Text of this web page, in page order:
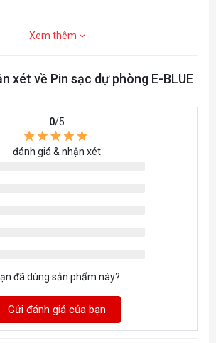
Xem thêm
xét về Pin sạc dự phòng E-BLUE
0/5
đánh giá & nhận xét
đã dùng sản phẩm này?
Gửi đánh giá của bạn